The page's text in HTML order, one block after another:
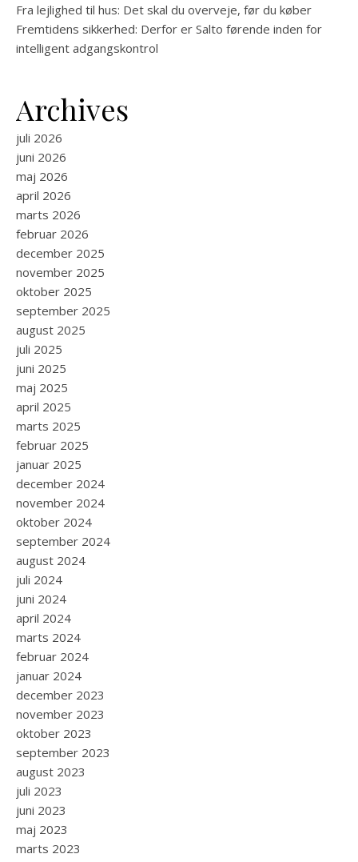
Fra lejlighed til hus: Det skal du overveje, før du køber
Fremtidens sikkerhed: Derfor er Salto førende inden for
intelligent adgangskontrol
Archives
juli 2026
juni 2026
maj 2026
april 2026
marts 2026
februar 2026
december 2025
november 2025
oktober 2025
september 2025
august 2025
juli 2025
juni 2025
maj 2025
april 2025
marts 2025
februar 2025
januar 2025
december 2024
november 2024
oktober 2024
september 2024
august 2024
juli 2024
juni 2024
april 2024
marts 2024
februar 2024
januar 2024
december 2023
november 2023
oktober 2023
september 2023
august 2023
juli 2023
juni 2023
maj 2023
marts 2023